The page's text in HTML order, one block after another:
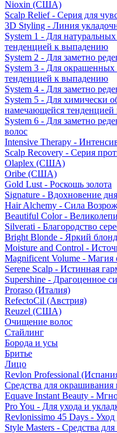
Nioxin (США)
Scalp Relief - Серия для
3D Styling - Линия
System 1 - Для
тенденцией к выпадению
System 2 - Для заметно
System 3 - Для
тенденцией к выпадению
System 4 - Для заметно
System 5 - Для химически
намечающейся
System 6 - Для заметно
волос
Intensive Therapy -
Scalp Recovery - Серия
Olaplex (США)
Oribe (США)
Gold Lust - Роскошь золота
Signature - Вдохновение дня
Hair Alchemy - Сила
Beautiful Color -
Silverati - Благородство
Bright Blonde - Яркий блонд
Moisture and Control -
Magnificent Volume - Магия
Serene Scalp - Истинная
Supershine - Драгоценное
Proraso (Италия)
RefectoCil (Австрия)
Reuzel (США)
Очищение волос
Стайлинг
Борода и усы
Бритье
Лицо
Revlon Professional
Средства для окрашивания
Equave Instant Beauty -
Pro You - Для ухода и
Revlonissimo 45 Days -
Style Masters - Средства для